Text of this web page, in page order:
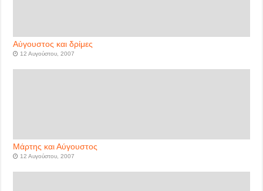
Αύγουστος και δρίμες
12 Αυγούστου, 2007
Μάρτης και Αύγουστος
12 Αυγούστου, 2007